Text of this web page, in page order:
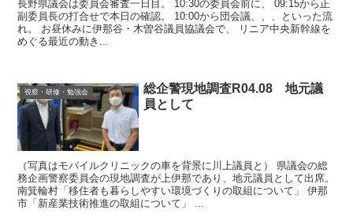
長野県議会は委員会審査一日目。 10:30の委員会前に、 09:15から正
副委員長の打合せで本日の確認。 10:00から団会議、、、といった流
れ。 お昼休みに伊那谷・木曽谷議員協議会で、 リニア中央新幹線を
めぐる最近の動き...
視察・研修・勉強会
総企警現地調査R04.08 地元議
員として
（写真はモバイルクリニックの車を背景に川上議員と） 県議会の総
務企画警察委員会の現地調査が上伊那であり、地元議員として出席。
南箕輪村「移住者も暮らしやすい環境づくりの取組について」 伊那
市「新産業技術推進の取組について」 ...